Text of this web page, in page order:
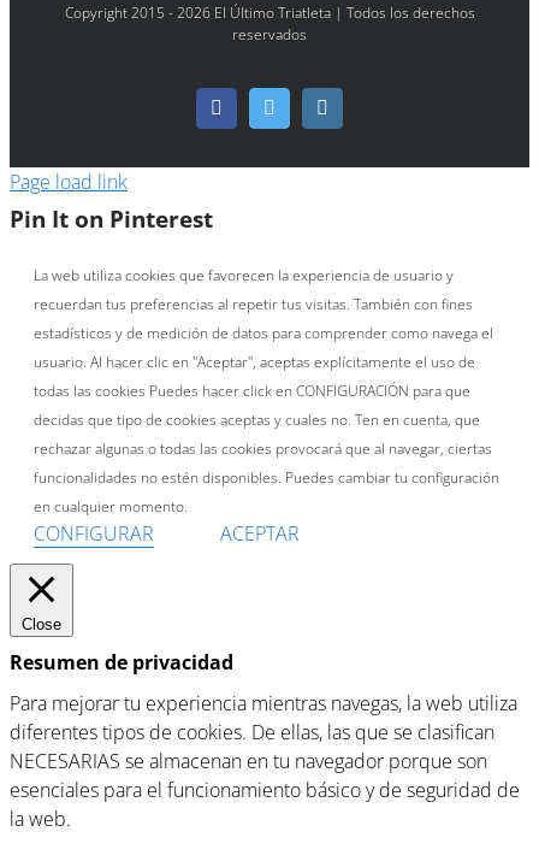
Copyright 2015 - 2026 El Último Triatleta | Todos los derechos
reservados
FacebookTwitter
Page load link
Pin It on Pinterest
La web utiliza cookies que favorecen la experiencia de usuario y
recuerdan tus preferencias al repetir tus visitas. También con fines
estadísticos y de medición de datos para comprender como navega el
usuario. Al hacer clic en "Aceptar", aceptas explícitamente el uso de
todas las cookies Puedes hacer click en CONFIGURACIÓN para que
decidas que tipo de cookies aceptas y cuales no. Ten en cuenta, que
rechazar algunas o todas las cookies provocará que al navegar, ciertas
funcionalidades no estén disponibles. Puedes cambiar tu configuración
en cualquier momento.
CONFIGURAR ACEPTAR
Close
Resumen de privacidad
Para mejorar tu experiencia mientras navegas, la web utiliza
diferentes tipos de cookies. De ellas, las que se clasifican
NECESARIAS se almacenan en tu navegador porque son
esenciales para el funcionamiento básico y de seguridad de
la web.